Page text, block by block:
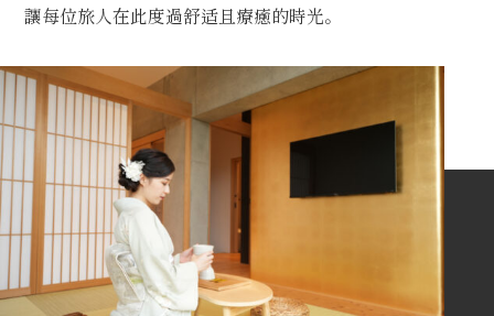
讓每位旅人在此度過舒适且療癒的時光。